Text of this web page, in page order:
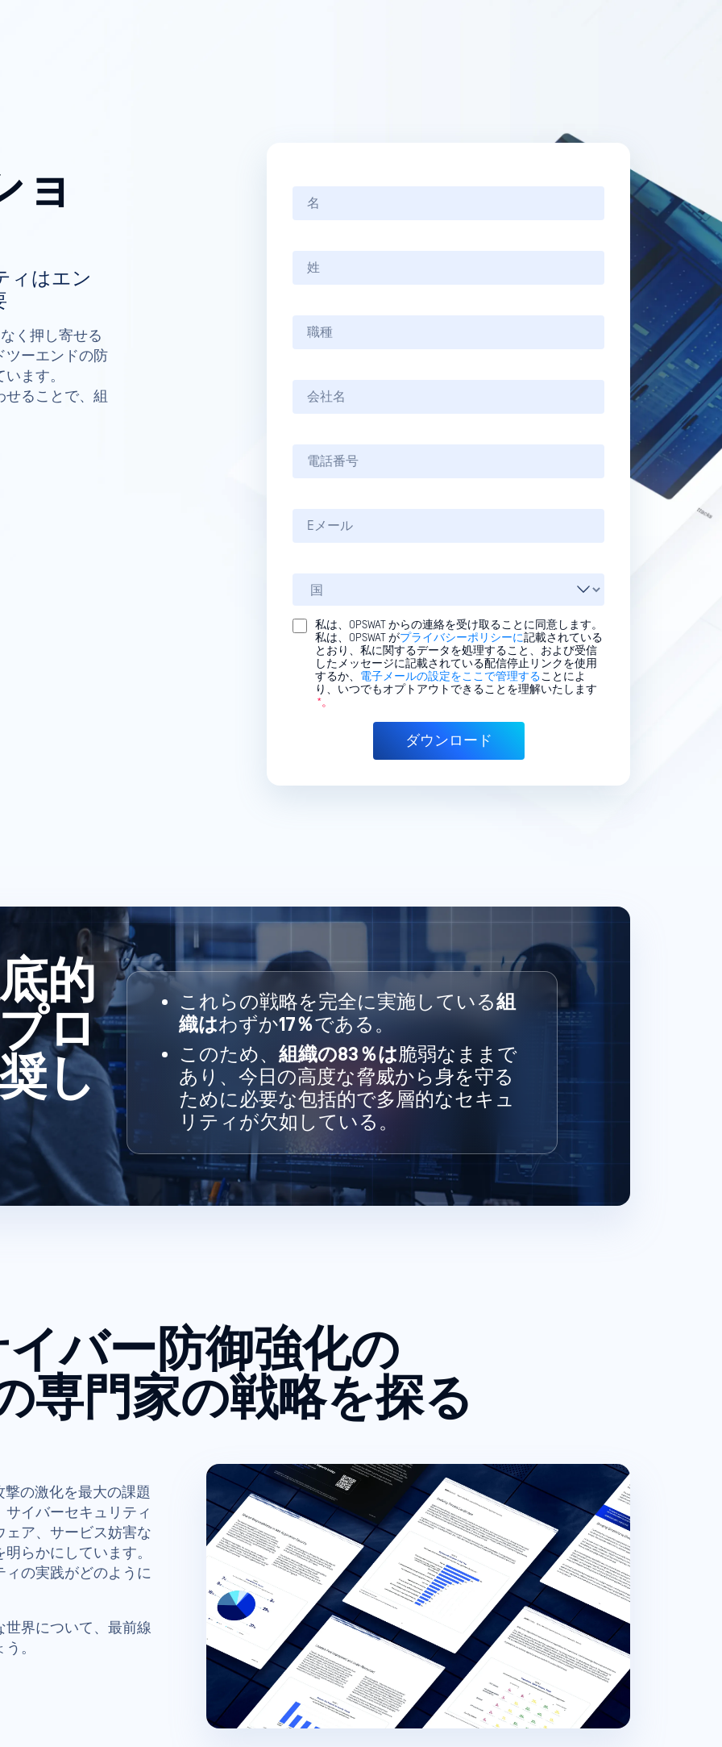
ョ
ィはエン
く押し寄せる
ツーエンドの防
ます。
せることで、組
私は、OPSWAT からの連絡を受け取ることに同意します。
私は、OPSWAT がプライバシーポリシーに記載されている
とおり、私に関するデータを処理すること、および受信
したメッセージに記載されている配信停止リンクを使用
するか、 電子メールの設定をここで管理することによ
り、いつでもオプトアウトできることを理解いたします
*。
的
ロ
し
これらの戦略を完全に実施している組
織はわずか17％である。
このため、組織の83％は脆弱なままで
あり、今日の高度な脅威から身を守る
ために必要な包括的で多層的なセキュ
リティが欠如している。
バー防御強化の
専門家の戦略を探る
の激化を最大の課題
イバーセキュリティ
ア、サービス妨害な
らかにしています。
の実践がどのように
界について、最前線
。